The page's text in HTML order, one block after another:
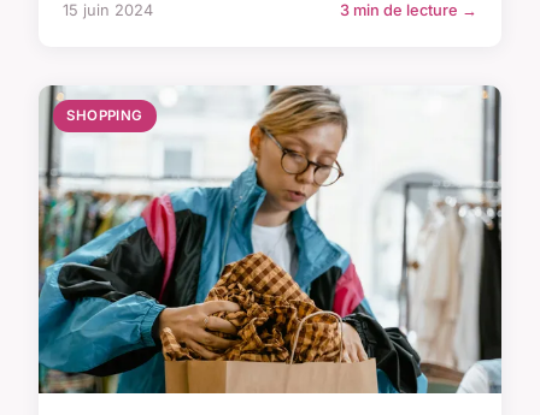
15 juin 2024 3 min de lecture →
SHOPPING